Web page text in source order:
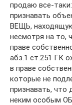
продаю все-
признавать
ВЕЩЬ,
несмотря на то,
праве
абз.1 ст.251 ГК
в праве
которые не
признавать, что
неким особым